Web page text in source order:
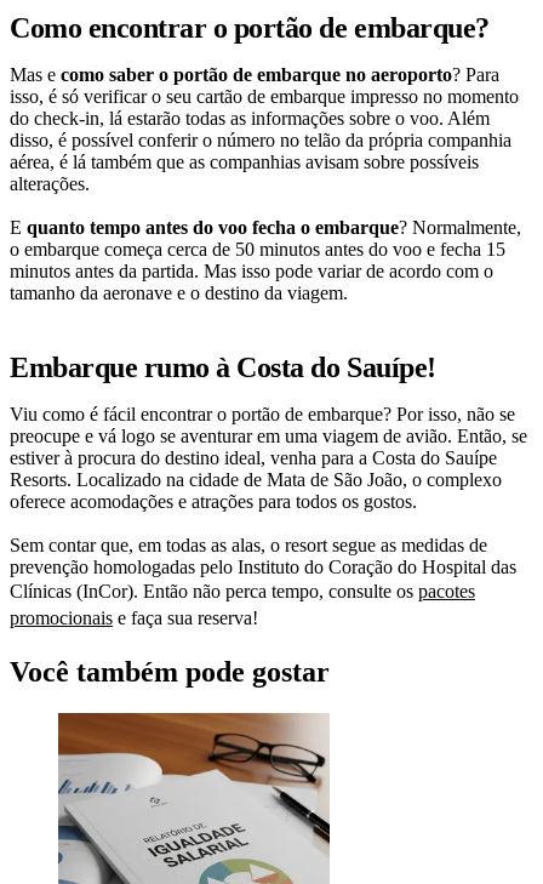
Como encontrar o portão de embarque?
Mas e como saber o portão de embarque no aeroporto? Para
isso, é só verificar o seu cartão de embarque impresso no momento
do check-in, lá estarão todas as informações sobre o voo. Além
disso, é possível conferir o número no telão da própria companhia
aérea, é lá também que as companhias avisam sobre possíveis
alterações.
E quanto tempo antes do voo fecha o embarque? Normalmente,
o embarque começa cerca de 50 minutos antes do voo e fecha 15
minutos antes da partida. Mas isso pode variar de acordo com o
tamanho da aeronave e o destino da viagem.
Embarque rumo à Costa do Sauípe!
Viu como é fácil encontrar o portão de embarque? Por isso, não se
preocupe e vá logo se aventurar em uma viagem de avião. Então, se
estiver à procura do destino ideal, venha para a Costa do Sauípe
Resorts. Localizado na cidade de Mata de São João, o complexo
oferece acomodações e atrações para todos os gostos.
Sem contar que, em todas as alas, o resort segue as medidas de
prevenção homologadas pelo Instituto do Coração do Hospital das
Clínicas (InCor). Então não perca tempo, consulte os pacotes
promocionais e faça sua reserva!
Você também pode gostar